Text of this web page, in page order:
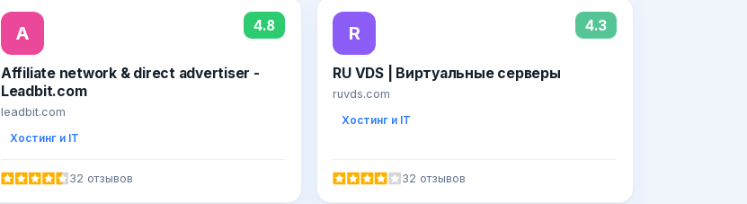
A 4.8
Affiliate network & direct advertiser -
Leadbit.com
leadbit.com
Хостинг и IT
32 отзывов
R 4.3
RU VDS | Виртуальные серверы
ruvds.com
Хостинг и IT
32 отзывов